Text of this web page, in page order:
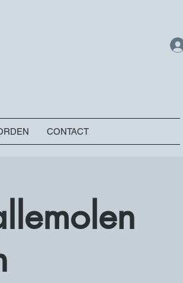
CONTACT